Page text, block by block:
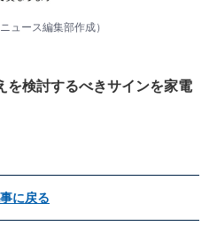
ュース編集部作成）
を検討するべきサインを家電
に戻る